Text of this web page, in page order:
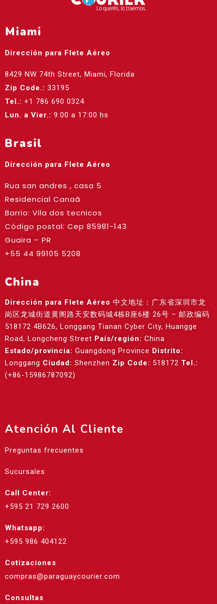
Miami
Dirección para Flete Aéreo
8429 NW 74th Street, Miami, Florida
Zip Code.: 33195
Tel.: +1 786 690 0324
Lun. a Vier.: 9:00 a 17:00 hs
Brasil
Dirección para Flete Aéreo
Rua san andres , casa 5
Residencial Canaã
Barrio: Vila dos tecnicos
Código postal: Cep 85981-143
Guaira – PR
+55 44 99105 5208
China
Dirección para Flete Aéreo 中文地址：广东省深圳市龙
岗区龙城街道黄阁路天安数码城4栋B座6楼 26号 – 邮政编码
518172 4B626, Longgang Tianan Cyber City, Huangge
Road, Longcheng Street País/región: China
Estado/provincia: Guangdong Province Distrito:
Longgang Ciudad: Shenzhen Zip Code: 518172 Tel.:
(+86-15986787092)
Atención Al Cliente
Preguntas frecuentes
Sucursales
Call Center:
+595 21 729 2600
Whatsapp:
+595 986 404122
Cotizaciones
compras@paraguaycourier.com
Consultas